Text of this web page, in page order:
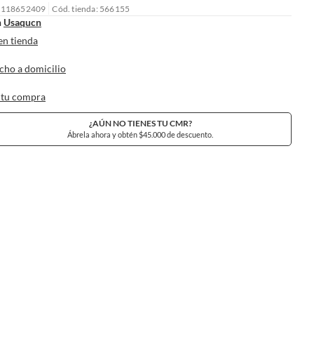
Cód. tienda: 566155
Usaqucn
tienda
a domicilio
compra
¿AÚN NO TIENES TU CMR?
Ábrela ahora y obtén $45.000 de descuento.